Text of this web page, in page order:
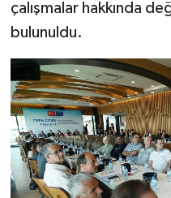
çalışmalar hakkında
bulunuldu.